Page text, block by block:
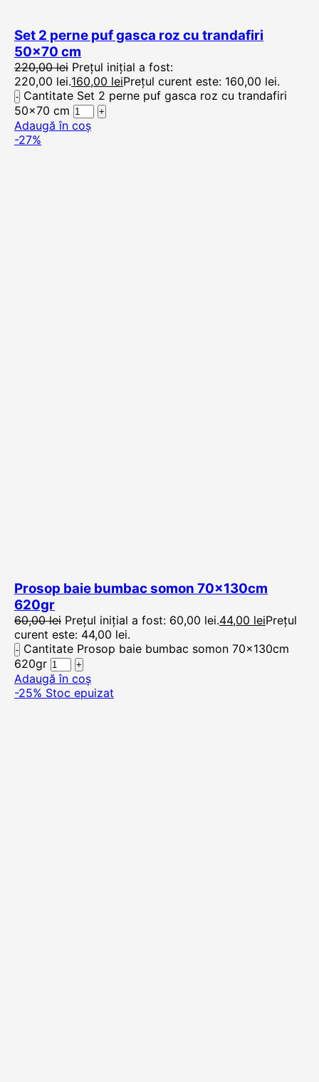
Set 2 perne puf gasca roz cu trandafiri
50×70 cm
220,00lei Prețul inițial a fost:
220,00 lei.160,00 leiPrețul curent este: 160,00 lei.
Cantitate Set 2 perne puf gasca roz cu trandafiri
50x70 cm
Adaugă în coș
-27%
Prosop baie bumbac somon 70x130cm
620gr
60,00lei Prețul inițial a fost: 60,00 lei.44,00 leiPrețul
curent este: 44,00 lei.
Cantitate Prosop baie bumbac somon 70x130cm
620gr
Adaugă în coș
-25% Stoc epuizat